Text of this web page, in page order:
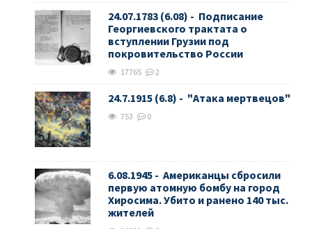
24.07.1783 (6.08) - Подписание
Георгиевского трактата о
вступлении Грузии под
покровительство России
17765 2
24.7.1915 (6.8) - "Атака мертвецов"
753 0
6.08.1945 - Американцы сбросили
первую атомную бомбу на город
Хиросима. Убито и ранено 140 тыс.
жителей